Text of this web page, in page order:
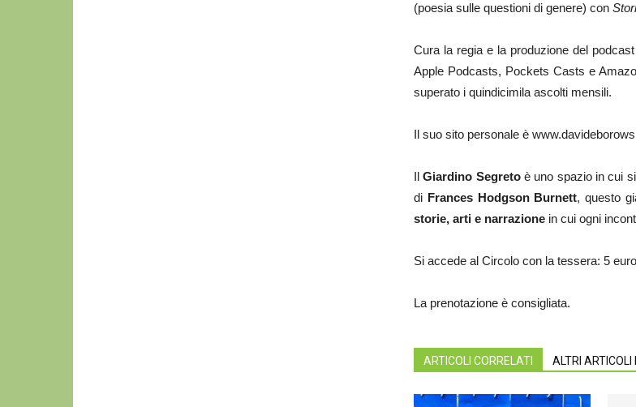
(poesia sulle questioni di genere) con
Cura la regia e la produzione del
Apple Podcasts, Pockets Casts e
superato i quindicimila ascolti mensili.
Il suo sito personale è
Il Giardino Segretoè uno spazio in cui
di Frances Hodgson Burnett, questo
storie, arti e narrazione in cui ogni
Si accede al Circolo con la tessera: 5
La prenotazione è consigliata.
ARTICOLI CORRELATI ALTRI ARTICOLI